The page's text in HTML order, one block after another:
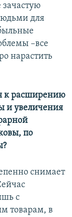
для
–все
нарастить
к расширению
и увеличения
по
снимает
с
товарам, в